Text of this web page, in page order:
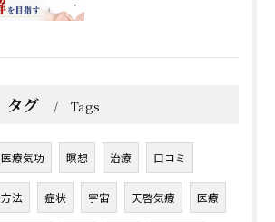
タグ Tags
医療気功 瞑想 治療 口コミ
方法 症状 宇宙 天啓気療 医療